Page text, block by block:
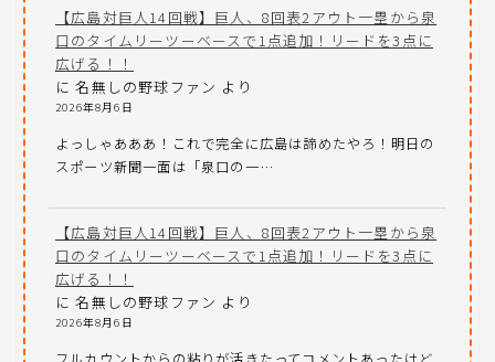
【広島対巨人14回戦】巨人、8回表2アウト一塁から泉
口のタイムリーツーベースで1点追加！リードを3点に
広げる！！
に名無しの野球ファン より
2026年8月6日
よっしゃあああ！これで完全に広島は諦めたやろ！明日の
スポーツ新聞一面は「泉口の一…
【広島対巨人14回戦】巨人、8回表2アウト一塁から泉
口のタイムリーツーベースで1点追加！リードを3点に
広げる！！
に名無しの野球ファン より
2026年8月6日